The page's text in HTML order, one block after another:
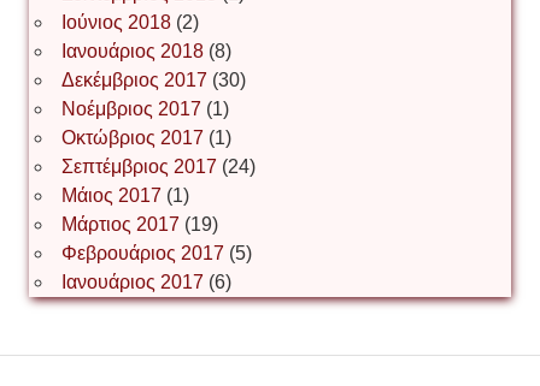
Інга Короткевич
Ірина Ключковська
Ірина Наконечна
Ιούνιος 2018(2)
Ιανουάριος 2018(8)
Δεκέμβριος 2017 (30)
Νοέμβριος 2017 (1)
Οκτώβριος 2017 (1)
Σεπτέμβριος 2017 (24)
Μάιος 2017 (1)
Μάρτιος 2017 (19)
Φεβρουάριος 2017 (5)
Ιανουάριος 2017 (6)